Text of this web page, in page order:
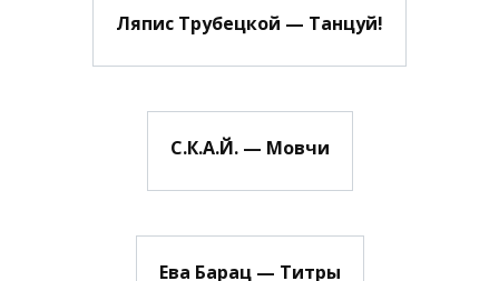
Ляпис Трубецкой — Танцуй!
С.К.А.Й. — Мовчи
Ева Барац — Титры